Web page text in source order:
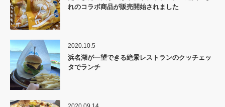
れのコラボ商品が販売開始されました
2020.10.5
浜名湖が一望できる絶景レストランのクッチェッ
タでランチ